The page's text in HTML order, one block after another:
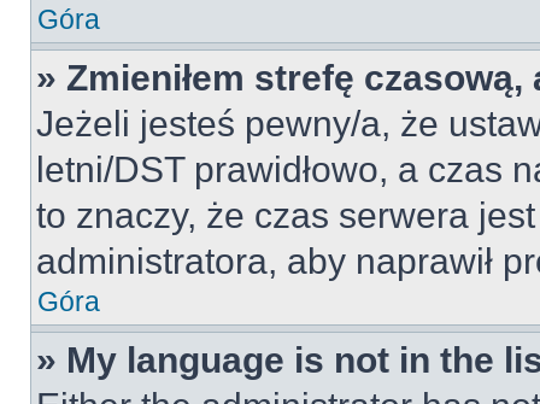
Góra
» Zmieniłem strefę
Jeżeli jesteś pewny/a, że
letni/DST prawidłowo, a czas
to znaczy, że czas serwera
administratora, aby naprawił
Góra
» My language is not in the